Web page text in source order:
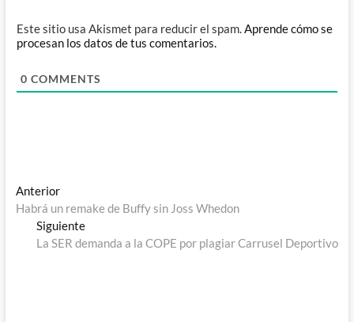
Este sitio usa Akismet para reducir el spam.Aprende cómo se
procesan los datos de tus comentarios.
0 COMMENTS
Navegación
de
entradas
AnteriorEntrada
anterior:
Habrá un remake de Buffy sin Joss Whedon
SiguienteEntrada
siguiente:
La SER demanda a la COPE por plagiar Carrusel Deportivo